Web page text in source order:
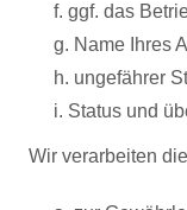
f. ggf. das
g. Name Ihres
h. ungefährer
i. Status und
Wir verarbeiten